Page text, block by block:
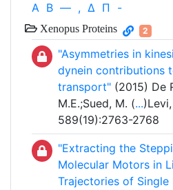
Α Β — , Δ Π -
Xenopus Proteins 2
"Asymmetries in
dynein contributions
transport" (2015) De
M.E.;Sued, M. (...
589(19):2763-2768
"Extracting the
Molecular Motors in
Trajectories of Single